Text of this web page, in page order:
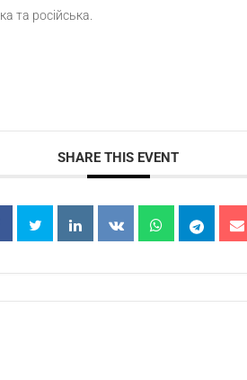
та російська.
SHARE THIS EVENT